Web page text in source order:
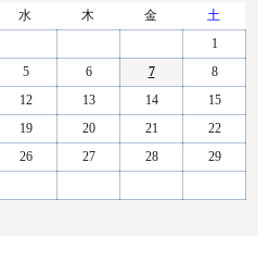
水 木 金
土
1
5 6 7
8
12 13 14
15
19 20 21
22
26 27 28
29